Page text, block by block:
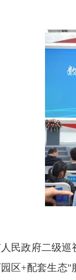
民政府二级
区+配套生态